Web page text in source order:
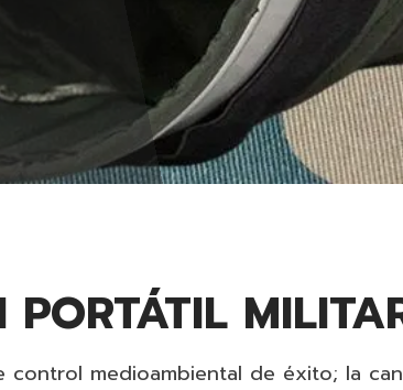
medioambiental de éxito; la